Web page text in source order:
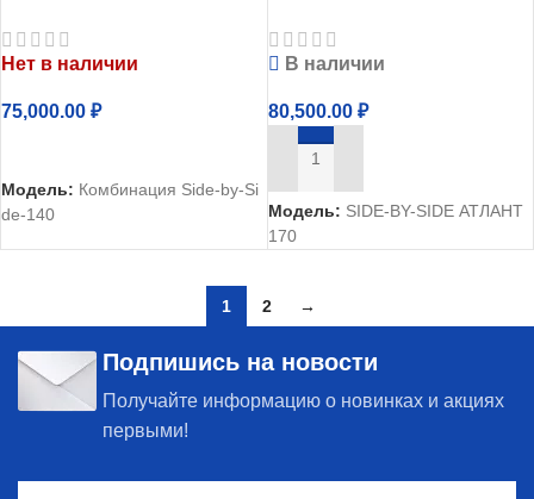
сталь
Нет в наличии
75,000.00 ₽
Модель: Комбинация Side-by-Si
de-140
В наличии
80,500.00 ₽
В КОРЗИНУ
Модель: SIDE-BY-SIDE АТЛАНТ
170
1 2 →
Подпишись на новости
Получайте информацию о новинках и акциях
первыми!